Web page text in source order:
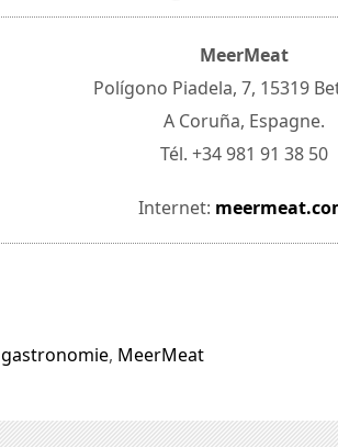
MeerMeat
Polígono Piadela, 7, 15319
A Coruña, Espagne.
Tél. +34 981 91 38 50
Internet:
gastronomie, MeerMeat